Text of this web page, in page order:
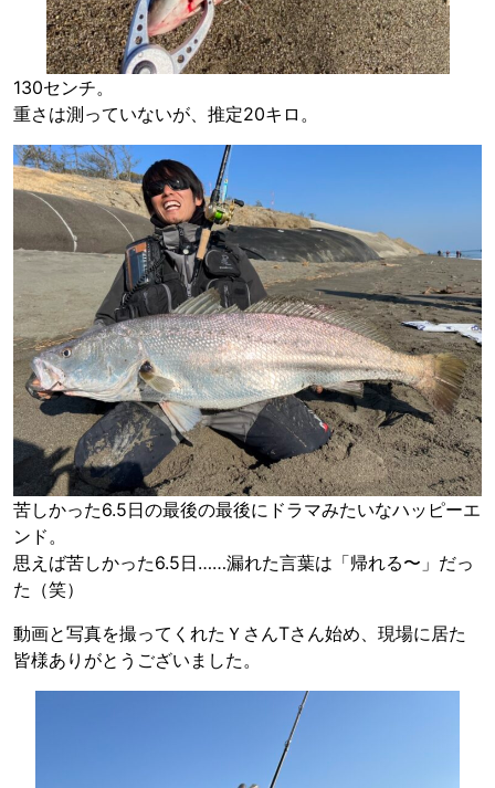
130センチ。
重さは測っていないが、推定20キロ。
苦しかった6.5日の最後の最後にドラマみたいなハッピーエ
ンド。
思えば苦しかった6.5日……漏れた言葉は「帰れる〜」だっ
た（笑）
動画と写真を撮ってくれたＹさんTさん始め、現場に居た
皆様ありがとうございました。